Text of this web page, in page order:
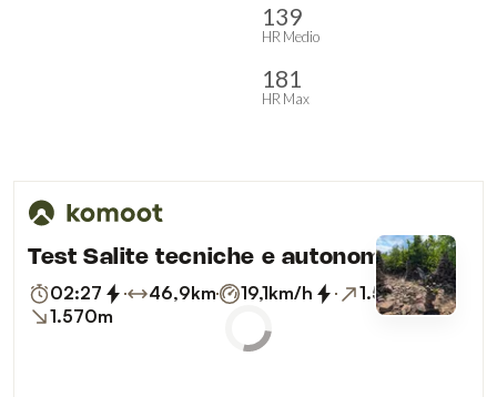
139
HR Medio
181
HR Max